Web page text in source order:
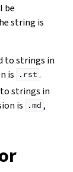
be
string is
to strings in
is
.rst .
strings in
is
.md ,